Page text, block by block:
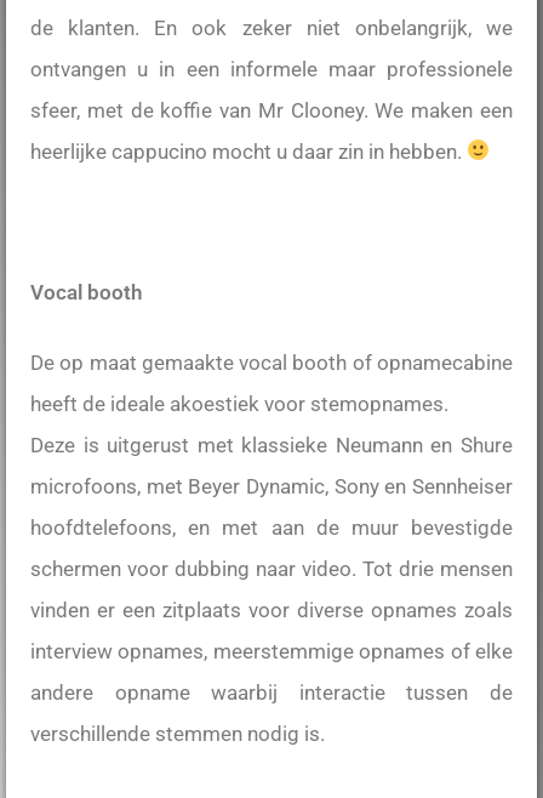
de klanten. En ook zeker niet onbelangrijk, we
ontvangen u in een informele maar professionele
sfeer, met de koffie van Mr Clooney. We maken een
heerlijke cappucino mocht u daar zin in hebben.
Vocal booth
De op maat gemaakte vocal booth of opnamecabine
heeft de ideale akoestiek voor stemopnames.
Deze is uitgerust met klassieke Neumann en Shure
microfoons, met Beyer Dynamic, Sony en Sennheiser
hoofdtelefoons, en met aan de muur bevestigde
schermen voor dubbing naar video. Tot drie mensen
vinden er een zitplaats voor diverse opnames zoals
interview opnames, meerstemmige opnames of elke
andere opname waarbij interactie tussen de
verschillende stemmen nodig is.